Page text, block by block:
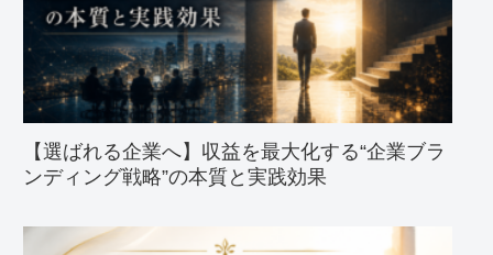
【選ばれる企業へ】収益を最大化する“企業ブラ
ンディング戦略”の本質と実践効果